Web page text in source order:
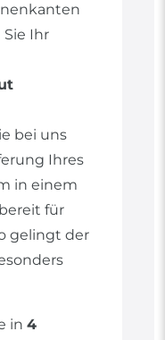
Sie Ihr
bei uns
Ihres
in einem
für
gelingt der
in 4